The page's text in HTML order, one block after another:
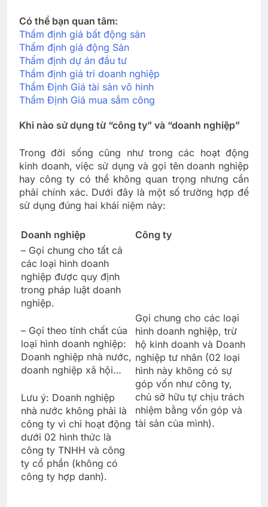
Có thể bạn quan tâm:
Thẩm định giá bất động sản
Thẩm định giá động Sản
Thẩm định dự án đầu tư
Thẩm định giá tri doanh nghiệp
Thẩm Định Giá tài sản vô hình
Thẩm Định Giá mua sắm công
Khi nào sử dụng từ “công ty” và “doanh nghiệp”
Trong đời sống cũng như trong các hoạt động
kinh doanh, việc sử dụng và gọi tên doanh nghiệp
hay công ty có thể không quan trọng nhưng cần
phải chính xác. Dưới đây là một số trường hợp để
sử dụng đúng hai khái niệm này:
Doanh nghiệp
Công ty
– Gọi chung cho tất cả
các loại hình doanh
nghiệp được quy định
trong pháp luật doanh
nghiệp.
– Gọi theo tính chất của
loại hình doanh nghiệp:
Doanh nghiệp nhà nước,
doanh nghiệp xã hội…
Lưu ý: Doanh nghiệp
nhà nước không phải là
công ty vì chỉ hoạt động
dưới 02 hình thức là
công ty TNHH và công
ty cổ phần (không có
công ty hợp danh).
Gọi chung cho các loại
hình doanh nghiệp, trừ
hộ kinh doanh và Doanh
nghiệp tư nhân (02 loại
hình này không có sự
góp vốn như công ty,
chủ sở hữu tự chịu trách
nhiệm bằng vốn góp và
tài sản của mình).